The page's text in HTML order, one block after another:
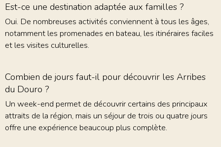
Est-ce une destination adaptée aux familles ?
Oui. De nombreuses activités conviennent à tous les âges,
notamment les promenades en bateau, les itinéraires faciles
et les visites culturelles.
Combien de jours faut-il pour découvrir les Arribes
du Douro ?
Un week-end permet de découvrir certains des principaux
attraits de la région, mais un séjour de trois ou quatre jours
offre une expérience beaucoup plus complète.